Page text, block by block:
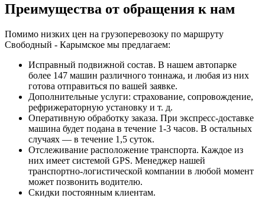
Преимущества от обращения к нам
Помимо низких цен на грузоперевозоку по маршруту
Свободный - Карымское мы предлагаем:
Исправный подвижной состав. В нашем автопарке
более 147 машин различного тоннажа, и любая из них
готова отправиться по вашей заявке.
Дополнительные услуги: страхование, сопровождение,
рефрижераторную установку и т. д.
Оперативную обработку заказа. При экспресс-доставке
машина будет подана в течение 1-3 часов. В остальных
случаях — в течение 1,5 суток.
Отслеживание расположение транспорта. Каждое из
них имеет системой GPS. Менеджер нашей
транспортно-логистической компании в любой момент
может позвонить водителю.
Скидки постоянным клиентам.